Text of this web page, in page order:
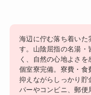
海辺に佇む落ち着いた
す。山陰屈指の名湯・
く、自然の心地よさ
個室寮完備。寮費・食
抑えながらしっかり貯
パーやコンビニ、郵便